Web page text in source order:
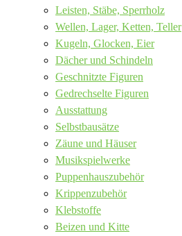
Leisten, Stäbe, Sperrholz
Wellen, Lager, Ketten, Teller
Kugeln, Glocken, Eier
Dächer und Schindeln
Geschnitzte Figuren
Gedrechselte Figuren
Ausstattung
Selbstbausätze
Zäune und Häuser
Musikspielwerke
Puppenhauszubehör
Krippenzubehör
Klebstoffe
Beizen und Kitte